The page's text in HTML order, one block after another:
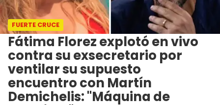
FUERTE CRUCE
Fátima Florez explotó en vivo
contra su exsecretario por
ventilar su supuesto
encuentro con Martín
Demichelis: "Máquina de